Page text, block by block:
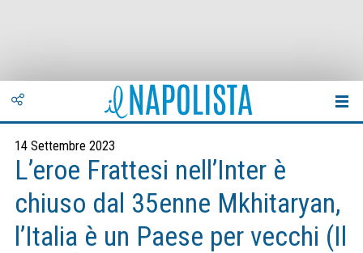
14 Settembre 2023
L’eroe Frattesi nell’Inter è
chiuso dal 35enne Mkhitaryan,
l’Italia è un Paese per vecchi (Il